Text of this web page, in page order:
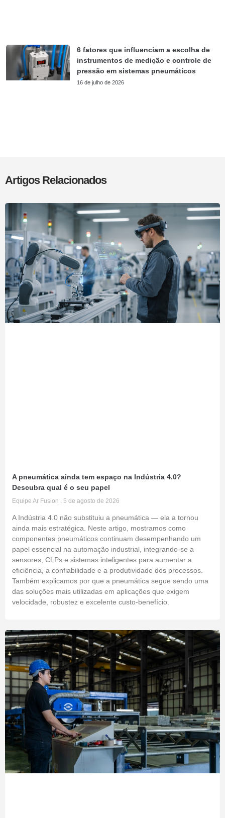
6 fatores que influenciam a escolha de
instrumentos de medição e controle de
pressão em sistemas pneumáticos
16 de julho de 2026
Artigos Relacionados
A pneumática ainda tem espaço na Indústria 4.0?
Descubra qual é o seu papel
Equipe Ar Fusion 5 de agosto de 2026
A Indústria 4.0 não substituiu a pneumática — ela a tornou
ainda mais estratégica. Neste artigo, mostramos como
componentes pneumáticos continuam desempenhando um
papel essencial na automação industrial, integrando-se a
sensores, CLPs e sistemas inteligentes para aumentar a
eficiência, a confiabilidade e a produtividade dos processos.
Também explicamos por que a pneumática segue sendo uma
das soluções mais utilizadas em aplicações que exigem
velocidade, robustez e excelente custo-benefício.